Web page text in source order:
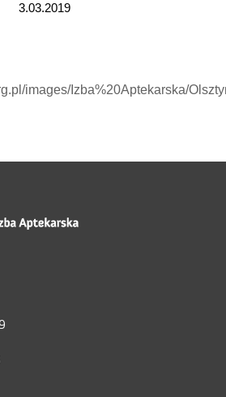
3.03.2019
images/Izba%20Aptekarska/